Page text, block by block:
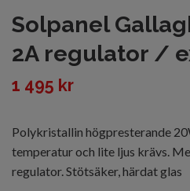
Solpanel
2A regulator /
1 495 kr
Polykristallin högpresterande
temperatur och lite ljus krävs.
regulator. Stötsäker, härdat glas